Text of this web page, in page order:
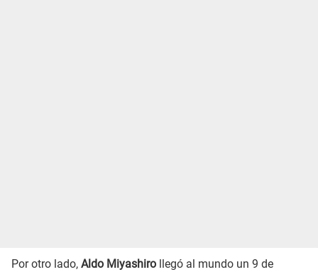
Por otro lado, Aldo Miyashiro llegó al mundo un 9 de